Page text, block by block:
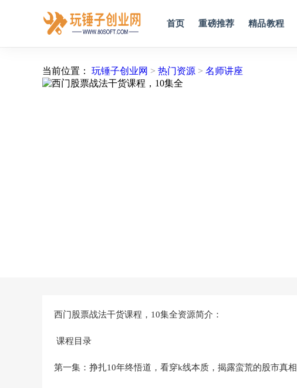
首页 重磅推荐 精品教程
当前位置： 玩锤子创业网 > 热门资源 > 名师讲座
西门股票战法干货课程，10集全资源简介：
课程目录
第一集：挣扎10年终悟道，看穿k线本质，揭露蛮荒的股市真相